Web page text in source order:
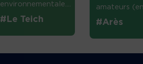
environnementale....
#Le Teich
amateurs
#Arès